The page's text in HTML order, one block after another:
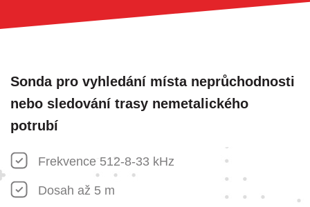
Sonda pro vyhledání místa neprůchodnosti
nebo sledování trasy nemetalického
potrubí
Frekvence 512-8-33 kHz
Dosah až 5 m